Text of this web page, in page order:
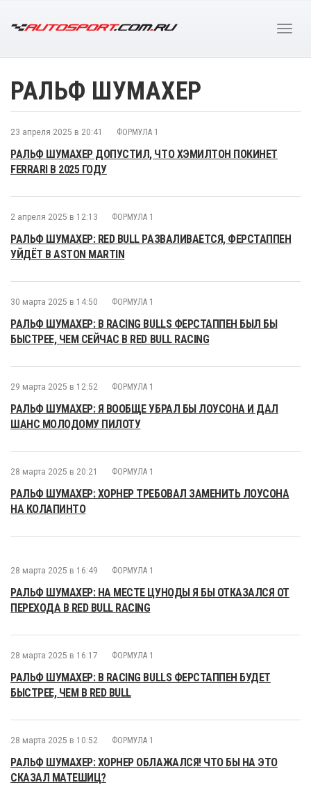
РАЛЬФ ШУМАХЕР
23 апреля 2025 в 20:41 ФОРМУЛА 1
РАЛЬФ ШУМАХЕР ДОПУСТИЛ, ЧТО ХЭМИЛТОН ПОКИНЕТ
FERRARI В 2025 ГОДУ
2 апреля 2025 в 12:13 ФОРМУЛА 1
РАЛЬФ ШУМАХЕР: RED BULL РАЗВАЛИВАЕТСЯ, ФЕРСТАППЕН
УЙДЁТ В ASTON MARTIN
30 марта 2025 в 14:50 ФОРМУЛА 1
РАЛЬФ ШУМАХЕР: В RACING BULLS ФЕРСТАППЕН БЫЛ БЫ
БЫСТРЕЕ, ЧЕМ СЕЙЧАС В RED BULL RACING
29 марта 2025 в 12:52 ФОРМУЛА 1
РАЛЬФ ШУМАХЕР: Я ВООБЩЕ УБРАЛ БЫ ЛОУСОНА И ДАЛ
ШАНС МОЛОДОМУ ПИЛОТУ
28 марта 2025 в 20:21 ФОРМУЛА 1
РАЛЬФ ШУМАХЕР: ХОРНЕР ТРЕБОВАЛ ЗАМЕНИТЬ ЛОУСОНА
НА КОЛАПИНТО
28 марта 2025 в 16:49 ФОРМУЛА 1
РАЛЬФ ШУМАХЕР: НА МЕСТЕ ЦУНОДЫ Я БЫ ОТКАЗАЛСЯ ОТ
ПЕРЕХОДА В RED BULL RACING
28 марта 2025 в 16:17 ФОРМУЛА 1
РАЛЬФ ШУМАХЕР: В RACING BULLS ФЕРСТАППЕН БУДЕТ
БЫСТРЕЕ, ЧЕМ В RED BULL
28 марта 2025 в 10:52 ФОРМУЛА 1
РАЛЬФ ШУМАХЕР: ХОРНЕР ОБЛАЖАЛСЯ! ЧТО БЫ НА ЭТО
СКАЗАЛ МАТЕШИЦ?